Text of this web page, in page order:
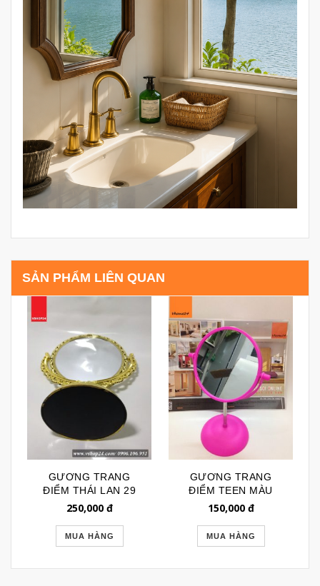
SẢN PHẨM LIÊN QUAN
GƯƠNG TRANG
ĐIỂM THÁI LAN 29
250,000đ
MUA HÀNG
GƯƠNG TRANG
ĐIỂM TEEN MÀU
HỒNG 098
150,000đ
MUA HÀNG